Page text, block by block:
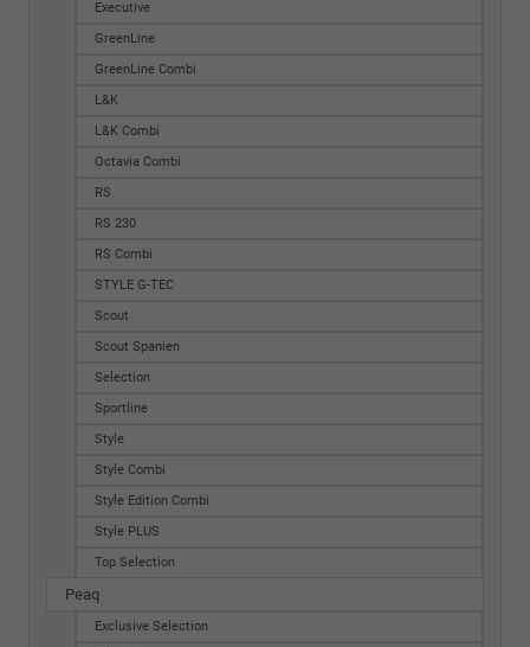
Executive
GreenLine
GreenLine Combi
L&K
L&K Combi
Octavia Combi
RS
RS 230
RS Combi
STYLE G-TEC
Scout
Scout Spanien
Selection
Sportline
Style
Style Combi
Style Edition Combi
Style PLUS
Top Selection
Peaq
Exclusive Selection